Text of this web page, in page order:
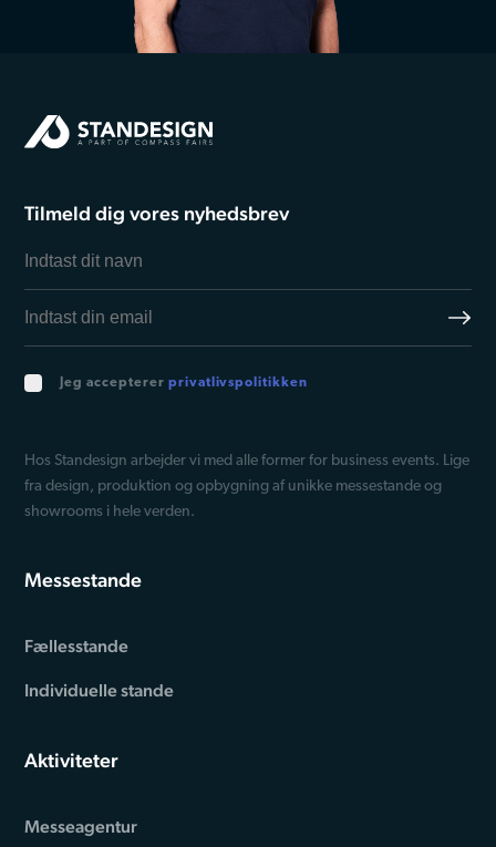
Tilmeld dig vores nyhedsbrev
Jeg accepterer privatlivspolitikken
Hos Standesign arbejder vi med alle former for business events. Lige
fra design, produktion og opbygning af unikke messestande og
showrooms i hele verden.
Messestande
Fællesstande
Individuelle stande
Aktiviteter
Messeagentur